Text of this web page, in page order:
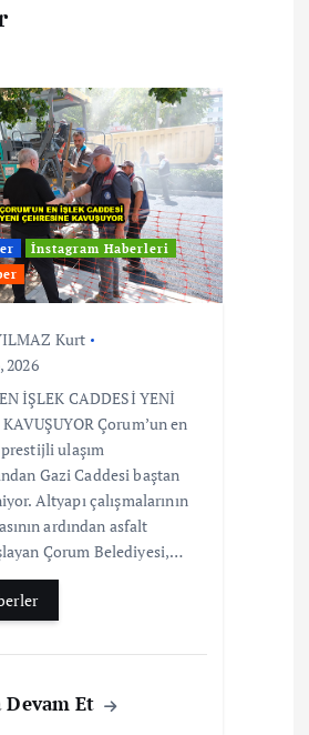
İnstagram Haberleri
Kurt
2026
İŞLEK CADDESİ YENİ
Çorum’un en
ulaşım
Gazi Caddesi baştan
Altyapı çalışmalarının
ardından asfalt
Çorum Belediyesi,…
Devam Et